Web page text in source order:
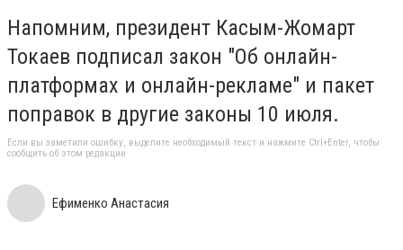
Напомним, президент Касым-Жомарт
Токаев подписал закон "Об онлайн-
платформах и онлайн-рекламе" и пакет
поправок в другие законы 10 июля.
Если вы заметили ошибку, выделите необходимый текст и нажмите Ctrl+Enter, чтобы
сообщить об этом редакции
Ефименко Анастасия